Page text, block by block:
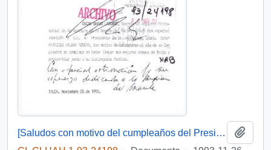
[Saludos con motivo del cumpleaños del Presidente]